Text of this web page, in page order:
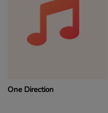
One Direction